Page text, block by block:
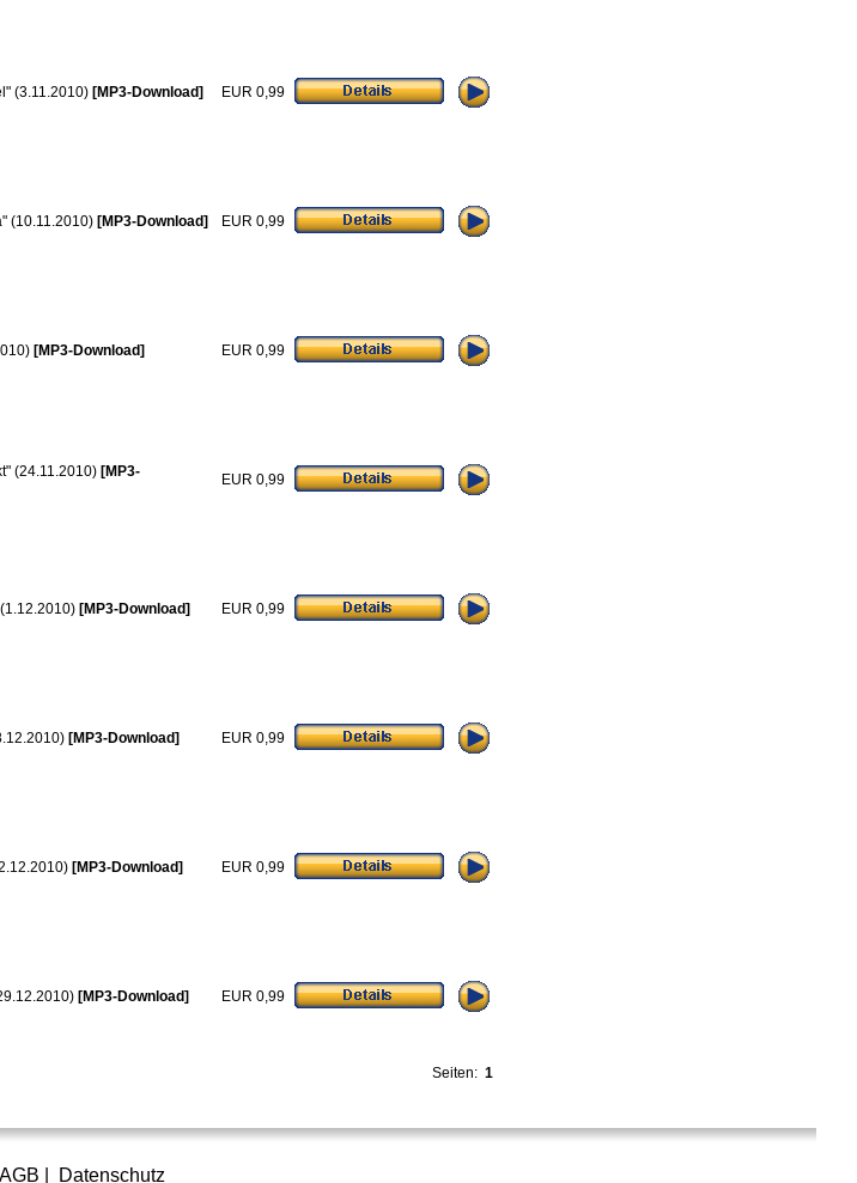
(3.11.2010) [MP3-Download] EUR 0,99
(10.11.2010) [MP3-Download] EUR 0,99
[MP3-Download] EUR 0,99
(24.11.2010) [MP3-
EUR 0,99
[MP3-Download] EUR 0,99
[MP3-Download] EUR 0,99
[MP3-Download] EUR 0,99
[MP3-Download] EUR 0,99
Seiten: 1
AGB Datenschutz